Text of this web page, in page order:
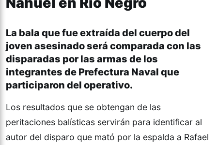
La bala que fue extraída del cuerpo del
joven asesinado será comparada con las
disparadas por las armas de los
integrantes de Prefectura Naval que
participaron del operativo.
Los resultados que se obtengan de las
peritaciones balísticas servirán para identificar al
autor del disparo que mató por la espalda a Rafael